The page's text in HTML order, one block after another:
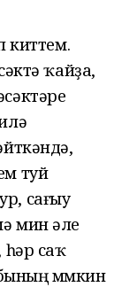
киттем.
ҡайҙа,
туй
сағыу
мин әле
һәр саҡ
мөмкин